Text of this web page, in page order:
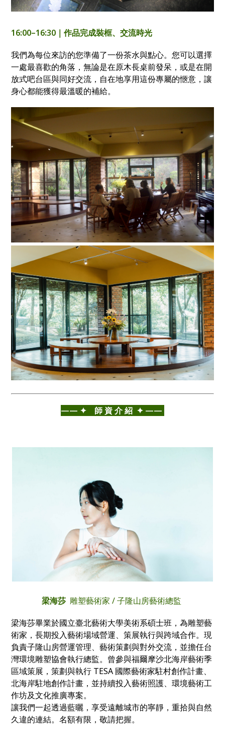
16:00–16:30｜作品完成裝框、交流時光
我們為每位來訪的您準備了一份茶水與點心。您可以選擇
一處最喜歡的角落，無論是在原木長桌前發呆，或是在開
放式吧台區與同好交流，自在地享用這份專屬的愜意，讓
身心都能獲得最溫暖的補給。
——⁣ ✦ 師 資 介 紹 ✦ ——⁣
梁海莎 雕塑藝術家 / 子隆山房藝術總監
梁海莎畢業於國立臺北藝術大學美術系碩士班，為雕塑藝
術家，長期投入藝術場域營運、策展執行與跨域合作。現
負責子隆山房營運管理、藝術策劃與對外交流，並擔任台
灣環境雕塑協會執行總監。曾參與福爾摩沙北海岸藝術季
區域策展，策劃與執行 TESA 國際藝術家駐村創作計畫、
北海岸駐地創作計畫，並持續投入藝術照護、環境藝術工
作坊及文化推廣專案。
讓我們一起透過藍曬，享受遠離城市的寧靜，重拾與自然
久違的連結。名額有限，敬請把握。